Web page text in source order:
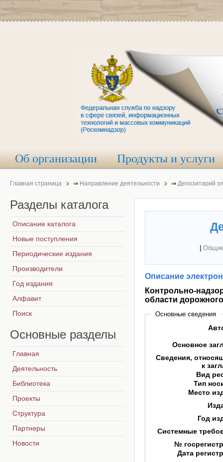
Об организации Продукты и услуги
Главная страница ⇒ Направление деятельности ⇒ Депозитарий
Описание
Контрольно-
области
Основные сведения
Основное
Сведения,
к
Вид
Тип
Место
Год
Системные
№
Дата
Разделы каталога
Описание каталога
Новые поступления
Периодические издания
Производители
Год издания
Алфавит
Поиск
Основные разделы
Главная
Деятельность
Библиотека
Проекты
Структура
Партнеры
Новости